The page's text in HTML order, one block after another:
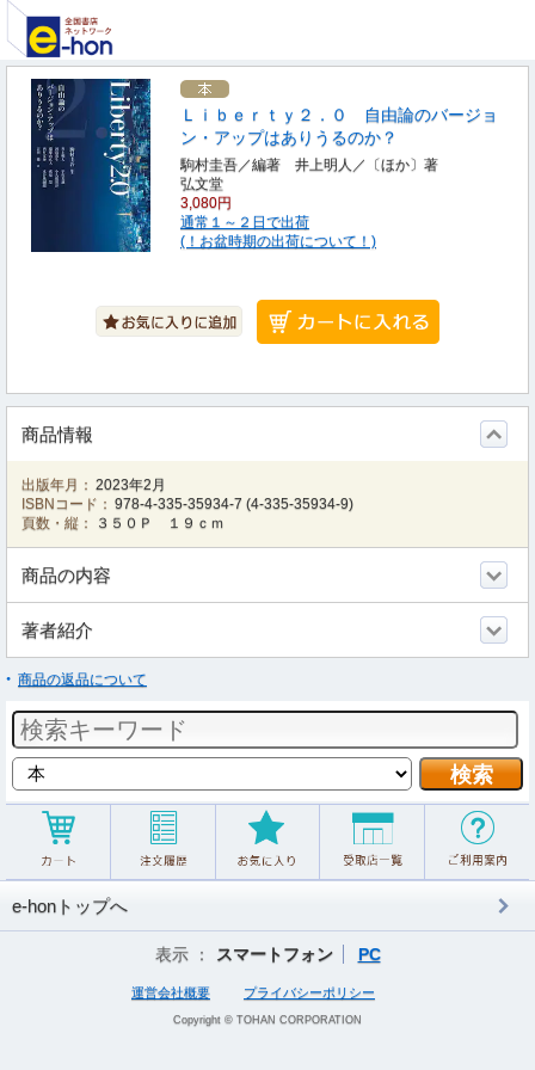
Ｌｉｂｅｒｔｙ２．０ 自由論のバージョ
ン・アップはありうるのか？
駒村圭吾／編著 井上明人／〔ほか〕著
弘文堂
3,080円
通常１～２日で出荷
(！お盆時期の出荷について！)
商品情報
出版年月： 2023年2月
ISBNコード： 978-4-335-35934-7 (4-335-35934-9)
頁数・縦：
３５０Ｐ １９ｃｍ
商品の内容
著者紹介
商品の返品について
e-honトップへ
表示 ： スマートフォン PC
運営会社概要 プライバシーポリシー
Copyright © TOHAN CORPORATION